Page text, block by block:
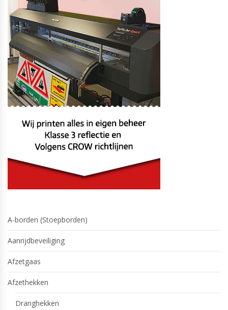
A-borden (Stoepborden)
Aanrijdbeveiliging
Afzetgaas
Afzethekken
Dranghekken